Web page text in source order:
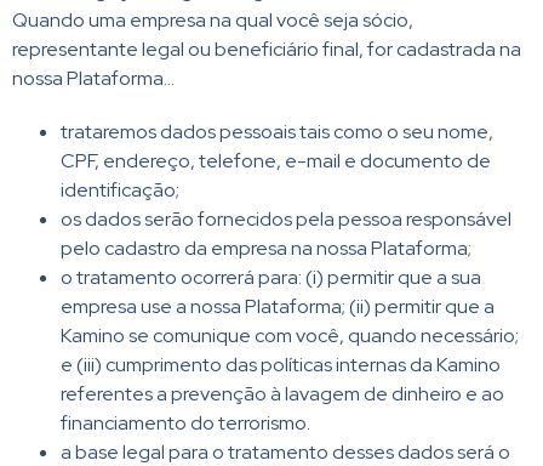
Quando uma empresa na qual você seja sócio,
representante legal ou beneficiário final, for cadastrada na
nossa Plataforma…
trataremos dados pessoais tais como o seu nome,
CPF, endereço, telefone, e-mail e documento de
identificação;
os dados serão fornecidos pela pessoa responsável
pelo cadastro da empresa na nossa Plataforma;
o tratamento ocorrerá para: (i) permitir que a sua
empresa use a nossa Plataforma; (ii) permitir que a
Kamino se comunique com você, quando necessário;
e (iii) cumprimento das políticas internas da Kamino
referentes a prevenção à lavagem de dinheiro e ao
financiamento do terrorismo.
a base legal para o tratamento desses dados será o